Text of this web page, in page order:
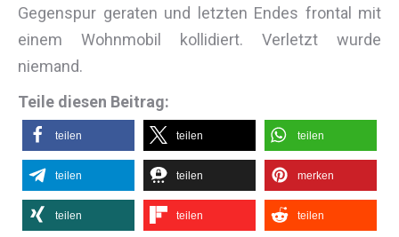
Gegenspur geraten und letzten Endes frontal mit
einem Wohnmobil kollidiert. Verletzt wurde
niemand.
Teile diesen Beitrag:
teilen teilen teilen
teilen teilen merken
teilen teilen teilen